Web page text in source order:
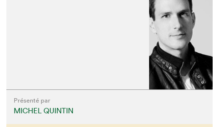
Présenté par
MICHEL QUINTIN